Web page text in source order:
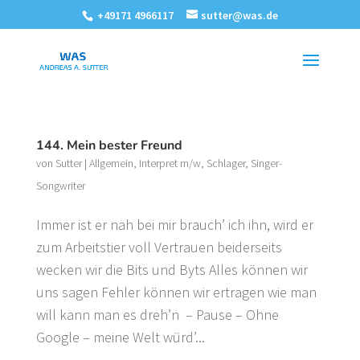
+49171 4966117 sutter@was.de
144. Mein bester Freund
von Sutter| Allgemein, Interpret m/w, Schlager, Singer-
Songwriter
Immer ist er nah bei mir brauch’ ich ihn, wird er
zum Arbeitstier voll Vertrauen beiderseits
wecken wir die Bits und Byts Alles können wir
uns sagen Fehler können wir ertragen wie man
will kann man es dreh’n – Pause – Ohne
Google – meine Welt würd’...